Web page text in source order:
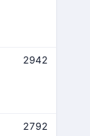
2942
2792